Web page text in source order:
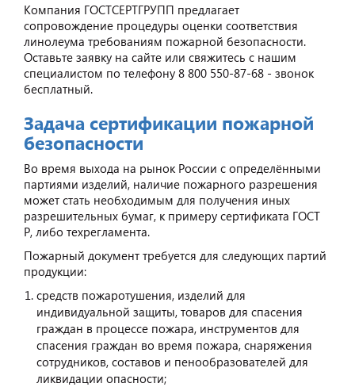
Компания ГОСТСЕРТГРУПП предлагает
сопровождение процедуры оценки соответствия
линолеума требованиям пожарной безопасности.
Оставьте заявку на сайте или свяжитесь с нашим
специалистом по телефону 8 800 550-87-68 - звонок
бесплатный.
Задача сертификации пожарной
безопасности
Во время выхода на рынок России с определёнными
партиями изделий, наличие пожарного разрешения
может стать необходимым для получения иных
разрешительных бумаг, к примеру сертификата ГОСТ
Р, либо техрегламента.
Пожарный документ требуется для следующих партий
продукции:
средств пожаротушения, изделий для
индивидуальной защиты, товаров для спасения
граждан в процессе пожара, инструментов для
спасения граждан во время пожара, снаряжения
сотрудников, составов и пенообразователей для
ликвидации опасности;